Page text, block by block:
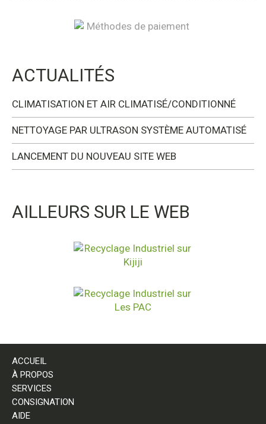
ACTUALITÉS
CLIMATISATION ET AIR CLIMATISÉ/CONDITIONNÉ
NETTOYAGE PAR ULTRASON SYSTÈME AUTOMATISÉ
LANCEMENT DU NOUVEAU SITE WEB
AILLEURS SUR LE WEB
ACCUEIL
À PROPOS
SERVICES
CONSIGNATION
AIDE